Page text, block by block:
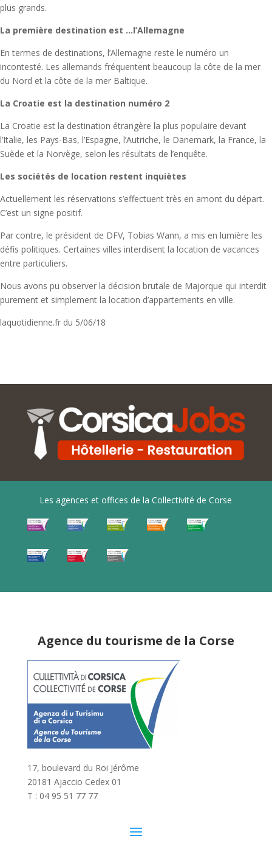
plus grands.
La première destination est …l’Allemagne
En termes de destinations, l’Allemagne reste le numéro un
incontesté. Les allemands fréquentent beaucoup la côte de la mer
du Nord et la côte de la mer Baltique.
La Croatie est la destination numéro 2
La Croatie est la destination étrangère la plus populaire devant
l’Italie, les Pays-Bas, l’Espagne, l’Autriche, le Danemark, la France, la
Suède et la Norvège, selon les résultats de l’enquête.
Les sociétés de location restent inquiètes
Actuellement les réservations s’effectuent très en amont du départ.
C’est un signe positif.
Par contre, le président de DFV, Tobias Wann, a mis en lumière les
défis politiques. Certaines villes interdisent la location de vacances
entre particuliers.
Nous avons pu observer la décision brutale de Majorque qui interdit
purement et simplement la location d’appartements en ville.
laquotidienne.fr du 5/06/18
Les agences et offices de la Collectivité de Corse
Agence du tourisme de la Corse
17, boulevard du Roi Jérôme
20181 Ajaccio Cedex 01
T : 04 95 51 77 77